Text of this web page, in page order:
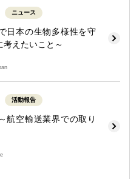
ニュース
日本の生物多様性を守
考えたいこと～
活動報告
空輸送業界での取り